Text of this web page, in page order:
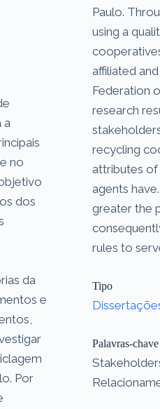
a
no
dos
da
e
Por
Paulo.
using a
affiliated
Federation
research
recycling
attributes of
agents
greater the
rules to
Tipo
Palavras-chave